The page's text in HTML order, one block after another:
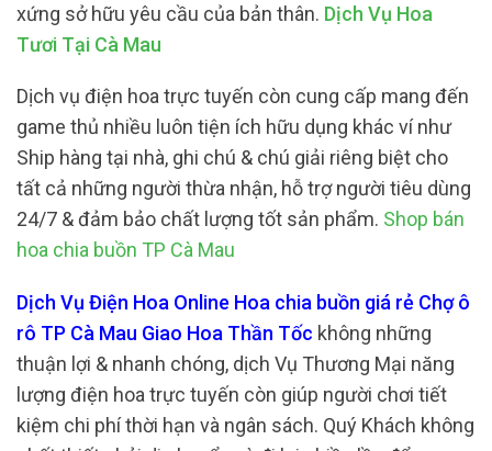
xứng sở hữu yêu cầu của bản thân. Dịch Vụ Hoa
Tươi Tại Cà Mau
Dịch vụ điện hoa trực tuyến còn cung cấp mang đến
game thủ nhiều luôn tiện ích hữu dụng khác ví như
Ship hàng tại nhà, ghi chú & chú giải riêng biệt cho
tất cả những người thừa nhận, hỗ trợ người tiêu dùng
24/7 & đảm bảo chất lượng tốt sản phẩm. Shop bán
hoa chia buồn TP Cà Mau
Dịch Vụ Điện Hoa Online Hoa chia buồn giá rẻ Chợ ô
rô TP Cà Mau Giao Hoa Thần Tốc không những
thuận lợi & nhanh chóng, dịch Vụ Thương Mại năng
lượng điện hoa trực tuyến còn giúp người chơi tiết
kiệm chi phí thời hạn và ngân sách. Quý Khách không